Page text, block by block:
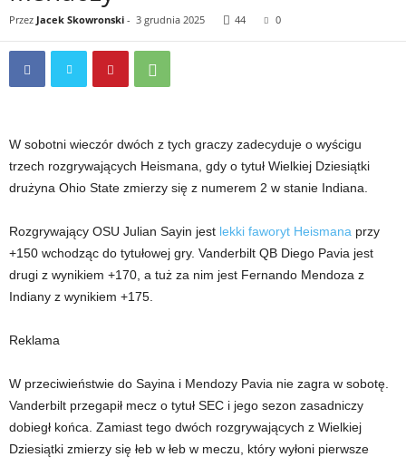
Przez Jacek Skowronski - 3 grudnia 2025 44 0
W sobotni wieczór dwóch z tych graczy zadecyduje o wyścigu
trzech rozgrywających Heismana, gdy o tytuł Wielkiej Dziesiątki
drużyna Ohio State zmierzy się z numerem 2 w stanie Indiana.
Rozgrywający OSU Julian Sayin jest lekki faworyt Heismana przy
+150 wchodząc do tytułowej gry. Vanderbilt QB Diego Pavia jest
drugi z wynikiem +170, a tuż za nim jest Fernando Mendoza z
Indiany z wynikiem +175.
Reklama
W przeciwieństwie do Sayina i Mendozy Pavia nie zagra w sobotę.
Vanderbilt przegapił mecz o tytuł SEC i jego sezon zasadniczy
dobiegł końca. Zamiast tego dwóch rozgrywających z Wielkiej
Dziesiątki zmierzy się łeb w łeb w meczu, który wyłoni pierwsze